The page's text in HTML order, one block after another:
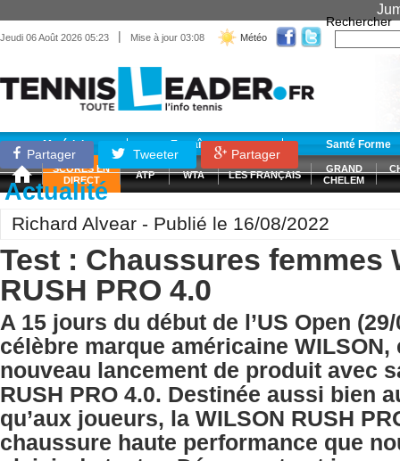
Jeudi 06 Août 2026 05:23 | Mise à jour 03:08 Météo
Rechercher
Matériel Entraînement Santé Forme
SCORES EN
DIRECT
ATP WTA LES FRANÇAIS
GRAND
CHELEM
Partager Tweeter Partager
Actualité
Richard Alvear - Publié le 16/08/2022
Test : Chaussures femmes
RUSH PRO 4.0
A 15 jours du début de l’US Open
célèbre marque américaine WILSON,
nouveau lancement de produit avec
RUSH PRO 4.0. Destinée aussi bien
qu’aux joueurs, la WILSON RUSH
chaussure haute performance que